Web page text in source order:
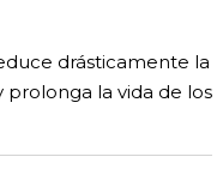
drásticamente la
la vida de los